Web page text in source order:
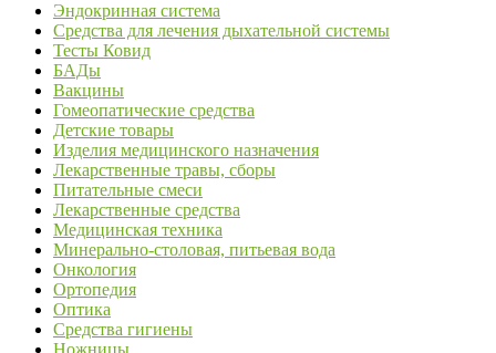
Эндокринная система
Средства для лечения дыхательной системы
Тесты Ковид
БАДы
Вакцины
Гомеопатические средства
Детские товары
Изделия медицинского назначения
Лекарственные травы, сборы
Питательные смеси
Лекарственные средства
Медицинская техника
Минерально-столовая, питьевая вода
Онкология
Ортопедия
Оптика
Средства гигиены